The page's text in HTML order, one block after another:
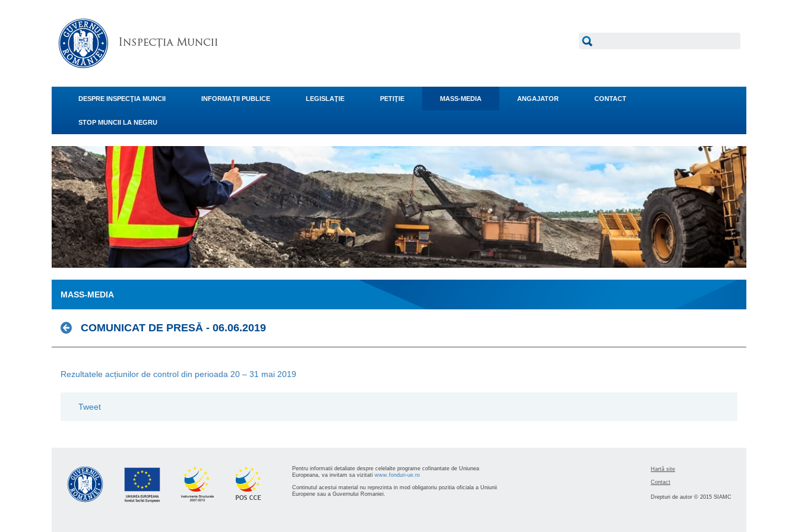
DESPRE INSPECŢIA MUNCII INFORMAŢII PUBLICE LEGISLAŢIE PETIŢIE MASS-MEDIA ANGAJATOR CONTACT
STOP MUNCII LA NEGRU
MASS-MEDIA
COMUNICAT DE PRESĂ - 06.06.2019
Rezultatele acțiunilor de control din perioada 20 – 31 mai 2019
Tweet
Pentru informatii detaliate despre celelalte programe cofinantate de Uniunea
Europeana, va invitam sa vizitati www.fonduri-ue.ro
Continutul acestui material nu reprezinta in mod obligatoriu pozitia oficiala a Uniunii
Europene sau a Guvernului Romaniei.
Hartă site
Contact
Drepturi de autor © 2015 SIAMC